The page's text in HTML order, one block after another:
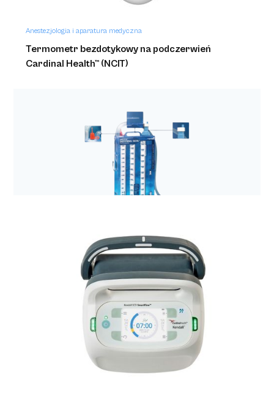
Anestezjologia i aparatura medyczna
Termometr bezdotykowy na podczerwień
Cardinal Health™ (NCIT)
Anestezjologia i aparatura medyczna
Zestaw do drenażu opłucnej Sentinel Seal